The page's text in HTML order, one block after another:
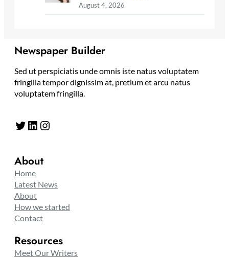
August 4, 2026
Newspaper Builder
Sed ut perspiciatis unde omnis iste natus voluptatem
fringilla tempor dignissim at, pretium et arcu natus
voluptatem fringilla.
Twitter LinkedIn Instagram
About
Home
Latest News
About
How we started
Contact
Resources
Meet Our Writers